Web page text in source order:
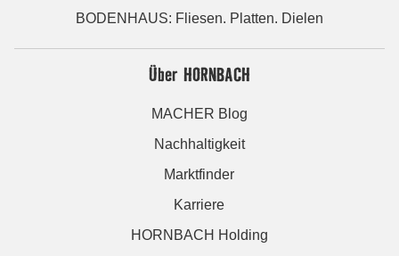
BODENHAUS: Fliesen. Platten. Dielen
Über HORNBACH
MACHER Blog
Nachhaltigkeit
Marktfinder
Karriere
HORNBACH Holding